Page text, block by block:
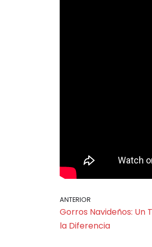
ANTERIOR
Gorros Navideños: Un
la Diferencia